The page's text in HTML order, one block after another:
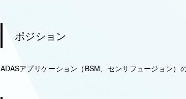
ポジション
ADASアプリケーション（BSM、センサフュージョン